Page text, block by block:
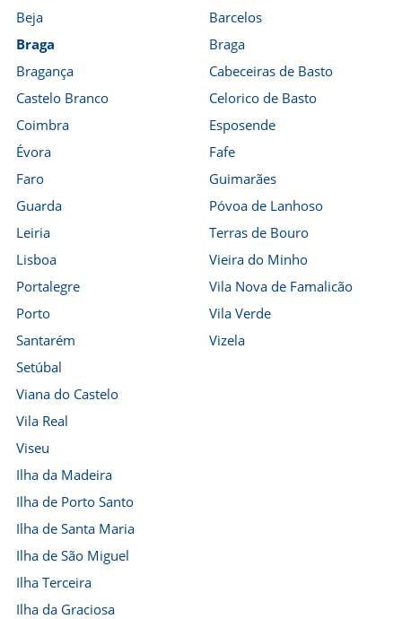
Beja
Braga
Bragança
Castelo Branco
Coimbra
Évora
Faro
Guarda
Leiria
Lisboa
Portalegre
Porto
Santarém
Setúbal
Viana do Castelo
Vila Real
Viseu
Ilha da Madeira
Ilha de Porto Santo
Ilha de Santa Maria
Ilha de São Miguel
Ilha Terceira
Ilha da Graciosa
Barcelos
Braga
Cabeceiras de Basto
Celorico de Basto
Esposende
Fafe
Guimarães
Póvoa de Lanhoso
Terras de Bouro
Vieira do Minho
Vila Nova de Famalicão
Vila Verde
Vizela